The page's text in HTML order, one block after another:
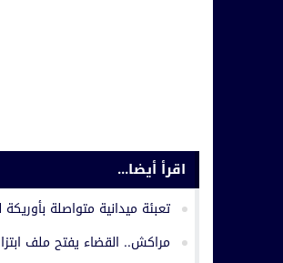
اقرأ أيضا...
تعبئة ميدانية متواصلة
مراكش.. القضاء يفتح ملف